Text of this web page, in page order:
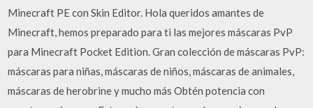
Minecraft PE con Skin Editor. Hola queridos amantes de
Minecraft, hemos preparado para ti las mejores máscaras PvP
para Minecraft Pocket Edition. Gran colección de máscaras PvP:
máscaras para niñas, máscaras de niños, máscaras de animales,
máscaras de herobrine y mucho más Obtén potencia con